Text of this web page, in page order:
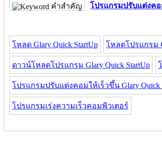
คำสำคัญ โปรแกรมปรับแต่งคอ
โหลด Glary Quick StartUp โหลดโปรแกรม
ดาวน์โหลดโปรแกรม Glary Quick StartUp
โปรแกรมปรับแต่งคอมให้เร็วขึ้น Glary Quick
โปรแกรมเร่งความเร็วคอมพิวเตอร์